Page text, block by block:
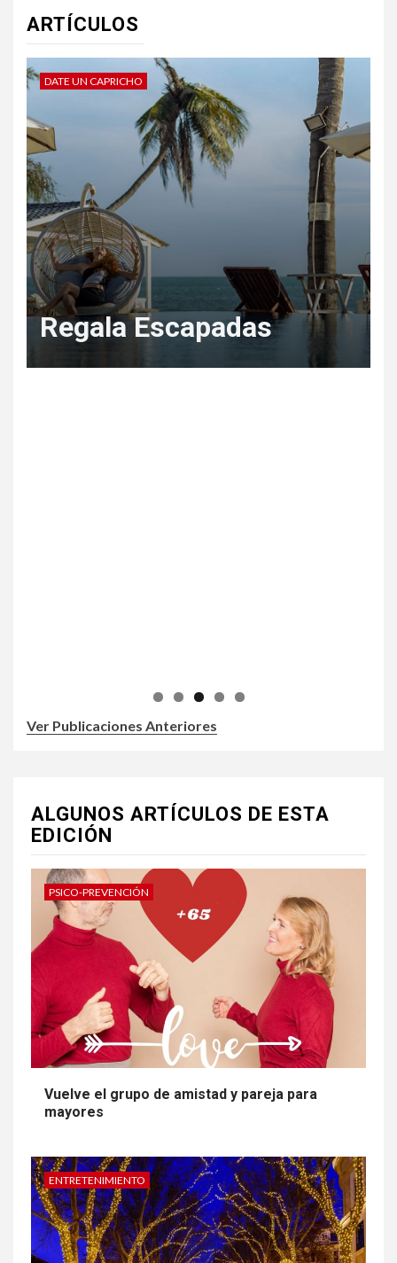
ARTÍCULOS
DATE UN CAPRICHO
Regala Escapadas
Ver Publicaciones Anteriores
ALGUNOS ARTÍCULOS DE ESTA
EDICIÓN
PSICO-PREVENCIÓN
Vuelve el grupo de amistad y pareja para
mayores
ENTRETENIMIENTO